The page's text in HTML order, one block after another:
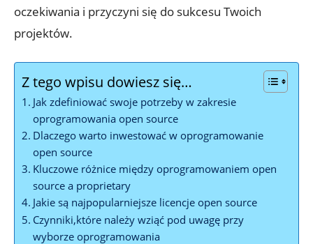
oczekiwania i przyczyni się do sukcesu Twoich
projektów.
Z tego wpisu dowiesz się…
Jak zdefiniować swoje potrzeby w zakresie
oprogramowania open source
Dlaczego warto inwestować w oprogramowanie
open source
Kluczowe różnice między oprogramowaniem open
source a proprietary
Jakie są najpopularniejsze licencje open source
Czynniki,które należy wziąć pod uwagę przy
wyborze oprogramowania